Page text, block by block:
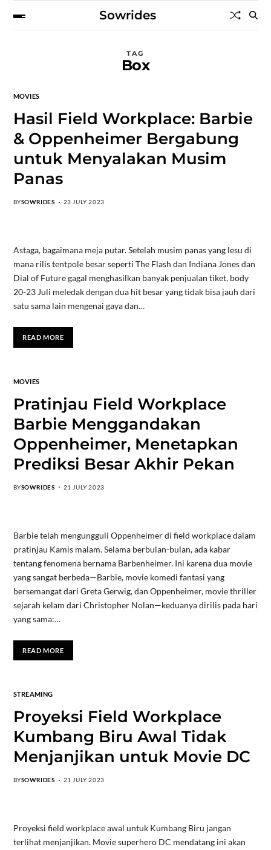
Sowrides
TAG
Box
MOVIES
Hasil Field Workplace: Barbie
& Oppenheimer Bergabung
untuk Menyalakan Musim
Panas
BYSOWRIDES 23 JULY 2023
Astaga, bagaimana meja putar. Setelah musim panas yang lesu di
mana rilis tentpole besar seperti The Flash dan Indiana Jones dan
Dial of Future gagal menghasilkan banyak penjualan tiket, body
20-23 Juli meledak dengan dua hit besar yang tidak bisa jauh dari
satu sama lain mengenai gaya dan…
READ MORE
MOVIES
Pratinjau Field Workplace
Barbie Menggandakan
Oppenheimer, Menetapkan
Prediksi Besar Akhir Pekan
BYSOWRIDES 21 JULY 2023
Barbie telah mengungguli Oppenheimer di field workplace dalam
pratinjau Kamis malam. Selama berbulan-bulan, ada kabar
tentang fenomena bernama Barbenheimer. Ini karena dua movie
yang sangat berbeda—Barbie, movie komedi fantasi yang
bersemangat dari Greta Gerwig, dan Oppenheimer, movie thriller
sejarah kelam dari Christopher Nolan—keduanya dirilis pada hari
yang sama:…
READ MORE
STREAMING
Proyeksi Field Workplace
Kumbang Biru Awal Tidak
Menjanjikan untuk Movie DC
BYSOWRIDES 21 JULY 2023
Proyeksi field workplace awal untuk Kumbang Biru jangan
terlihat menjanjikan. Movie superhero DC mendatang ini akan